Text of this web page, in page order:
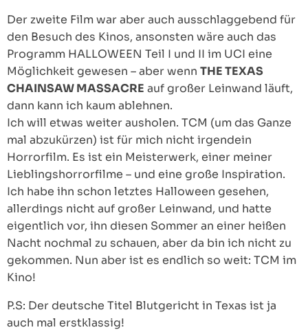
Der zweite Film war aber auch ausschlaggebend für
den Besuch des Kinos, ansonsten wäre auch das
Programm HALLOWEEN Teil I und II im UCI eine
Möglichkeit gewesen – aber wenn THE TEXAS
CHAINSAW MASSACRE auf großer Leinwand läuft,
dann kann ich kaum ablehnen.
Ich will etwas weiter ausholen. TCM (um das Ganze
mal abzukürzen) ist für mich nicht irgendein
Horrorfilm. Es ist ein Meisterwerk, einer meiner
Lieblingshorrorfilme – und eine große Inspiration.
Ich habe ihn schon letztes Halloween gesehen,
allerdings nicht auf großer Leinwand, und hatte
eigentlich vor, ihn diesen Sommer an einer heißen
Nacht nochmal zu schauen, aber da bin ich nicht zu
gekommen. Nun aber ist es endlich so weit: TCM im
Kino!
P.S: Der deutsche Titel Blutgericht in Texas ist ja
auch mal erstklassig!